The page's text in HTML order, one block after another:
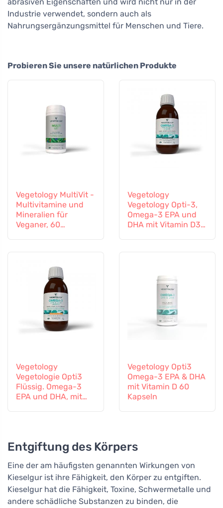
Industrie verwendet, sondern auch als
Nahrungsergänzungsmittel für Menschen und Tiere.
Probieren Sie unsere natürlichen Produkte
Vegetology MultiVit -
Multivitamine und
Mineralien für
Veganer, 60
Vegetology
Vegetology Opti-3,
Omega-3 EPA und
DHA mit Vitamin D3,
Vegetology
Vegetologie Opti3
Flüssig. Omega-3
EPA und DHA, mit
Vegetology Opti3
Omega-3 EPA & DHA
mit Vitamin D 60
Kapseln
Entgiftung des Körpers
Eine der am häufigsten genannten Wirkungen von
Kieselgur ist ihre Fähigkeit, den Körper zu entgiften.
Kieselgur hat die Fähigkeit, Toxine, Schwermetalle und
andere schädliche Substanzen zu binden, die